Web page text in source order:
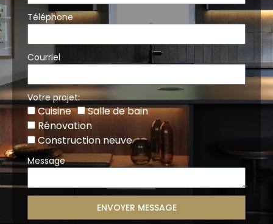
Téléphone
Courriel
Votre projet:
Cuisine
Salle de bain
Rénovation
Construction neuve
Message
ENVOYER MESSAGE